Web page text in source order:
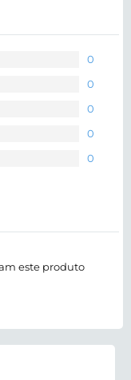
0
0
0
0
0
este produto